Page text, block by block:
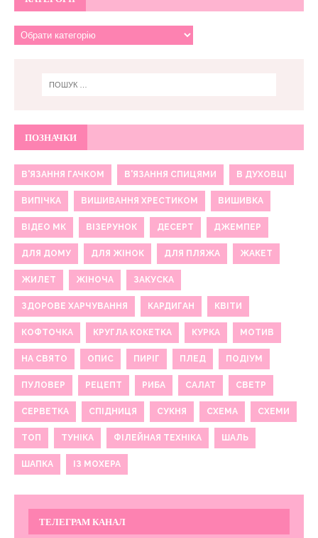
ПОЗНАЧКИ
В'ЯЗАННЯ ГАЧКОМ В'ЯЗАННЯ СПИЦЯМИ В ДУХОВЦІ
ВИПІЧКА ВИШИВАННЯ ХРЕСТИКОМ ВИШИВКА
ВІДЕО МК ВІЗЕРУНОК ДЕСЕРТ ДЖЕМПЕР
ДЛЯ ДОМУ ДЛЯ ЖІНОК ДЛЯ ПЛЯЖА ЖАКЕТ
ЖИЛЕТ ЖІНОЧА ЗАКУСКА
ЗДОРОВЕ ХАРЧУВАННЯ КАРДИГАН КВІТИ
КОФТОЧКА КРУГЛА КОКЕТКА КУРКА МОТИВ
НА СВЯТО ОПИС ПИРІГ ПЛЕД ПОДІУМ
ПУЛОВЕР РЕЦЕПТ РИБА САЛАТ СВЕТР
СЕРВЕТКА СПІДНИЦЯ СУКНЯ СХЕМА СХЕМИ
ТОП ТУНІКА ФІЛЕЙНАЯ ТЕХНІКА ШАЛЬ
ШАПКА ІЗ МОХЕРА
ТЕЛЕГРАМ КАНАЛ